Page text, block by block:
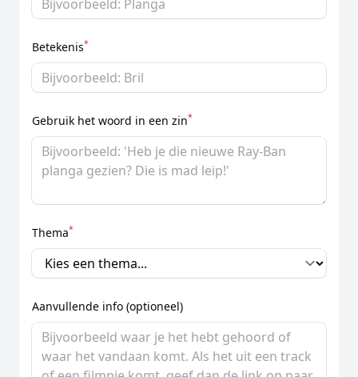
Betekenis*
Gebruik het woord in een zin*
Thema*
Aanvullende info (optioneel)